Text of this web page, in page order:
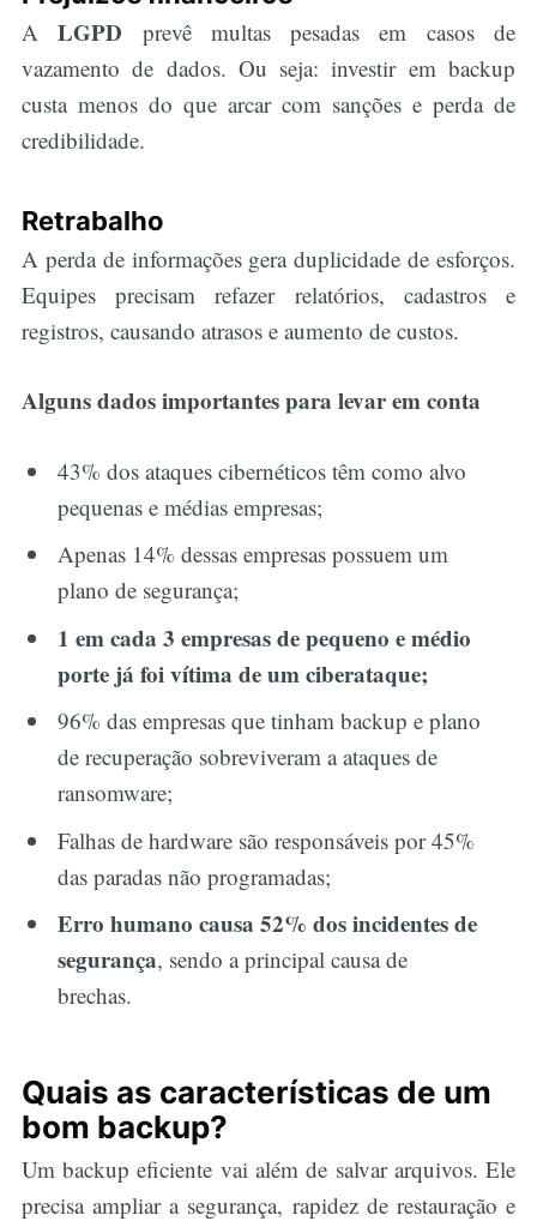
ALGPD prevê multas pesadas em casos de
vazamento de dados. Ou seja: investir em backup
custa menos do que arcar com sanções e perda de
credibilidade.
Retrabalho
A perda de informações gera duplicidade de esforços.
Equipes precisam refazer relatórios, cadastros e
registros, causando atrasos e aumento de custos.
Alguns dados importantes para levar em conta
43% dos ataques cibernéticos têm como alvo
pequenas e médias empresas;
Apenas 14% dessas empresas possuem um
plano de segurança;
1 em cada 3 empresas de pequeno e médio
porte já foi vítima de um ciberataque;
96% das empresas que tinham backup e plano
de recuperação sobreviveram a ataques de
ransomware;
Falhas de hardware são responsáveis por 45%
das paradas não programadas;
Erro humano causa 52% dos incidentes de
segurança, sendo a principal causa de
brechas.
Quais as características de um
bom backup?
Um backup eficiente vai além de salvar arquivos. Ele
precisa ampliar a segurança, rapidez de restauração e